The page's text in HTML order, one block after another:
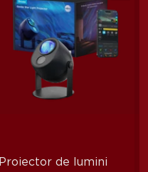
Proiector de lumini